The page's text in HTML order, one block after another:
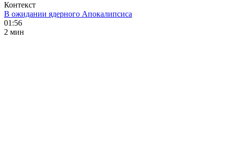
Контекст
В ожидании ядерного Апокалипсиса
01:56
2 мин